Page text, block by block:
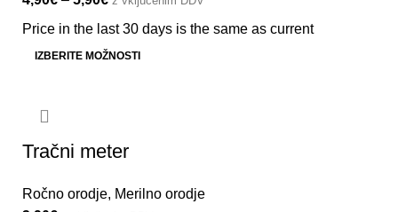
Price in the last 30 days is the same as current
IZBERITE MOŽNOSTI
Tračni meter
Ročno orodje, Merilno orodje